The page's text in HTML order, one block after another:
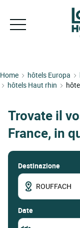
Home hôtels Europa
hôtels Haut rhin
Trovate il
France, in
Destinazione
date